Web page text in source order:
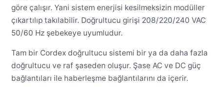
göre çalışır. Yani sistem enerjisi kesilmeksizin modüller
çıkartılıp takılabilir. Doğrultucu girişi 208/220/240 VAC
50/60 Hz şebekeye uyumludur.
Tam bir Cordex doğrultucu sistemi bir ya da daha fazla
doğrultucu ve raf şaseden oluşur. Şase AC ve DC güç
bağlantıları ile haberleşme bağlantılarını da içerir.